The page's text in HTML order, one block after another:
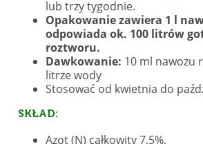
lub trzy tygodnie.
Opakowanie zawiera 1 l
odpowiada ok. 100 litrów
roztworu.
Dawkowanie: 10 ml nawozu
litrze wody
Stosować od kwietnia do
SKŁAD:
Azot (N) całkowity 7,5%,